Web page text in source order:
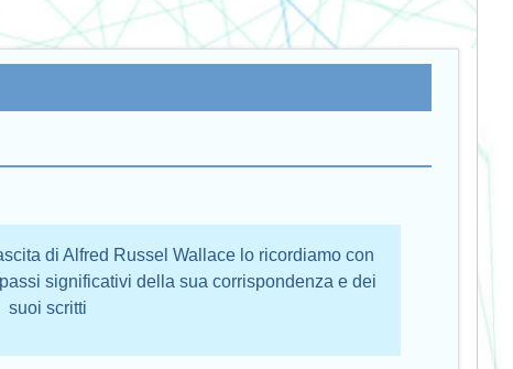
di Alfred Russel Wallace lo ricordiamo con
significativi della sua corrispondenza e dei
suoi scritti